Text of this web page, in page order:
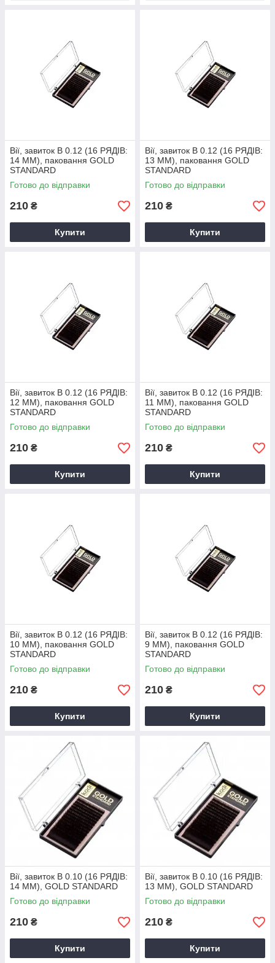
Вії, завиток B 0.12 (16 РЯДІВ:
14 ММ), паковання GOLD
STANDARD
Готово до відправки
210 ₴
Купити
Вії, завиток B 0.12 (16 РЯДІВ:
13 ММ), паковання GOLD
STANDARD
Готово до відправки
210 ₴
Купити
Вії, завиток B 0.12 (16 РЯДІВ:
12 ММ), паковання GOLD
STANDARD
Готово до відправки
210 ₴
Купити
Вії, завиток B 0.12 (16 РЯДІВ:
11 ММ), паковання GOLD
STANDARD
Готово до відправки
210 ₴
Купити
Вії, завиток B 0.12 (16 РЯДІВ:
10 ММ), паковання GOLD
STANDARD
Готово до відправки
210 ₴
Купити
Вії, завиток B 0.12 (16 РЯДІВ:
9 ММ), паковання GOLD
STANDARD
Готово до відправки
210 ₴
Купити
Вії, завиток B 0.10 (16 РЯДІВ:
14 ММ), GOLD STANDARD
Готово до відправки
210 ₴
Купити
Вії, завиток B 0.10 (16 РЯДІВ:
13 ММ), GOLD STANDARD
Готово до відправки
210 ₴
Купити